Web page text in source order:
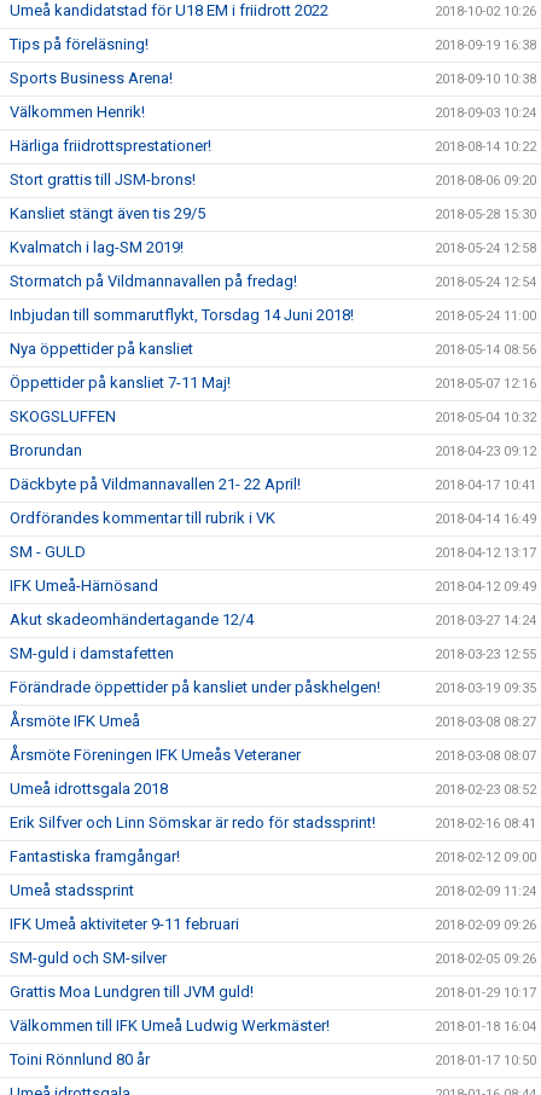
Umeå kandidatstad för U18 EM i friidrott 2022 2018-10-02 10:26
Tips på föreläsning! 2018-09-19 16:38
Sports Business Arena! 2018-09-10 10:38
Välkommen Henrik! 2018-09-03 10:24
Härliga friidrottsprestationer! 2018-08-14 10:22
Stort grattis till JSM-brons! 2018-08-06 09:20
Kansliet stängt även tis 29/5 2018-05-28 15:30
Kvalmatch i lag-SM 2019! 2018-05-24 12:58
Stormatch på Vildmannavallen på fredag! 2018-05-24 12:54
Inbjudan till sommarutflykt, Torsdag 14 Juni 2018! 2018-05-24 11:00
Nya öppettider på kansliet 2018-05-14 08:56
Öppettider på kansliet 7-11 Maj! 2018-05-07 12:16
SKOGSLUFFEN 2018-05-04 10:32
Brorundan 2018-04-23 09:12
Däckbyte på Vildmannavallen 21- 22 April! 2018-04-17 10:41
Ordförandes kommentar till rubrik i VK 2018-04-14 16:49
SM - GULD 2018-04-12 13:17
IFK Umeå-Härnösand 2018-04-12 09:49
Akut skadeomhändertagande 12/4 2018-03-27 14:24
SM-guld i damstafetten 2018-03-23 12:55
Förändrade öppettider på kansliet under påskhelgen! 2018-03-19 09:35
Årsmöte IFK Umeå 2018-03-08 08:27
Årsmöte Föreningen IFK Umeås Veteraner 2018-03-08 08:07
Umeå idrottsgala 2018 2018-02-23 08:52
Erik Silfver och Linn Sömskar är redo för stadssprint! 2018-02-16 08:41
Fantastiska framgångar! 2018-02-12 09:00
Umeå stadssprint 2018-02-09 11:24
IFK Umeå aktiviteter 9-11 februari 2018-02-09 09:26
SM-guld och SM-silver 2018-02-05 09:26
Grattis Moa Lundgren till JVM guld! 2018-01-29 10:17
Välkommen till IFK Umeå Ludwig Werkmäster! 2018-01-18 16:04
Toini Rönnlund 80 år 2018-01-17 10:50